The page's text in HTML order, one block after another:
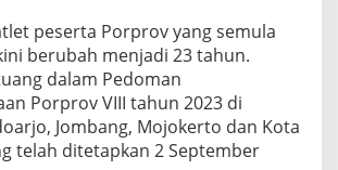
peserta Porprov yang semula
berubah menjadi 23 tahun.
dalam Pedoman
Porprov VIII tahun 2023 di
Jombang, Mojokerto dan Kota
telah ditetapkan 2 September